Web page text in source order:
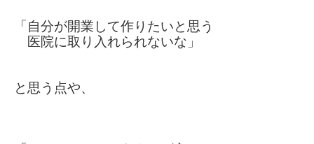
「自分が開業して作りたいと思う
医院に取り入れられないな」
と思う点や、